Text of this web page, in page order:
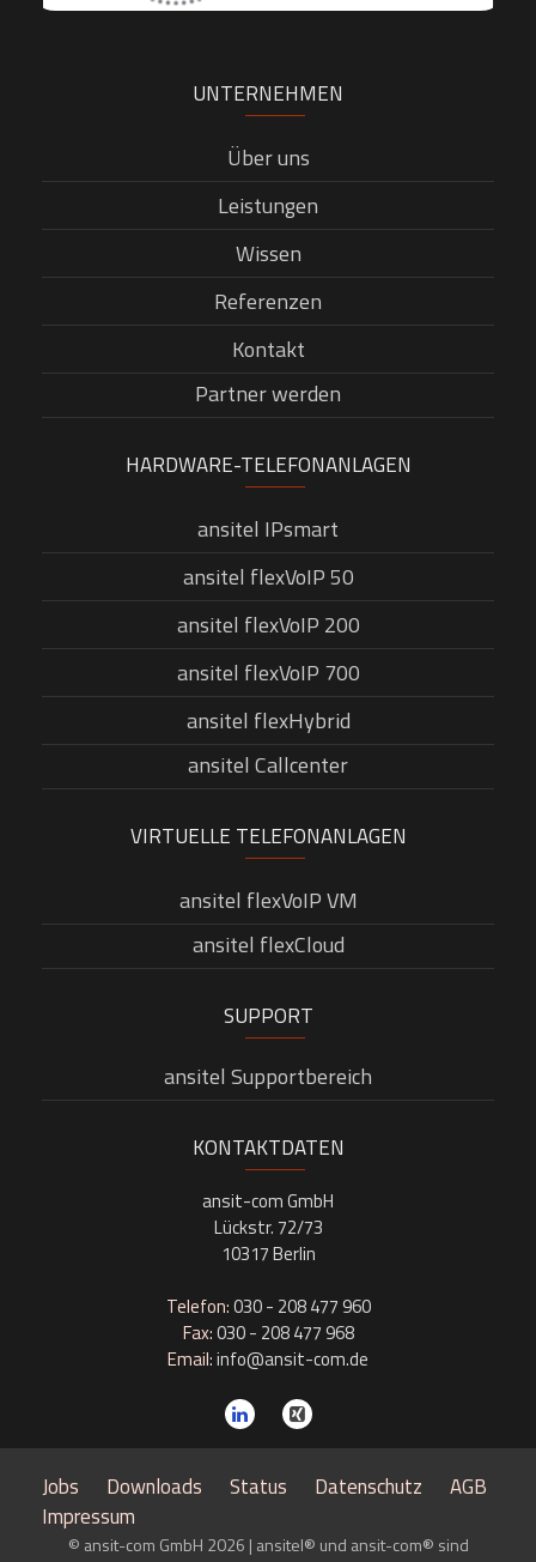
UNTERNEHMEN
Über uns
Leistungen
Wissen
Referenzen
Kontakt
Partner werden
HARDWARE-TELEFONANLAGEN
ansitel IPsmart
ansitel flexVoIP 50
ansitel flexVoIP 200
ansitel flexVoIP 700
ansitel flexHybrid
ansitel Callcenter
VIRTUELLE TELEFONANLAGEN
ansitel flexVoIP VM
ansitel flexCloud
SUPPORT
ansitel Supportbereich
KONTAKTDATEN
ansit-com GmbH
Lückstr. 72/73
10317 Berlin
Telefon:030 - 208 477 960
Fax:030 - 208 477 968
Email:info@ansit-com.de
Jobs Downloads Status Datenschutz
AGB
Impressum
© ansit-com GmbH 2026 | ansitel® und ansit-com® sind